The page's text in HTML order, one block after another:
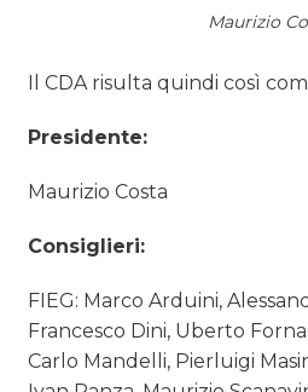
Maurizio
Il CDA risulta quindi così
Presidente:
Maurizio Costa
Consiglieri:
FIEG: Marco Arduini,
Francesco Dini, Uberto
Carlo Mandelli, Pierluigi